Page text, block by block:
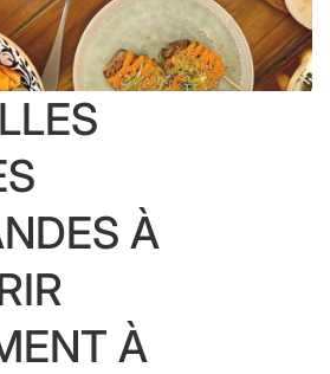
À
À